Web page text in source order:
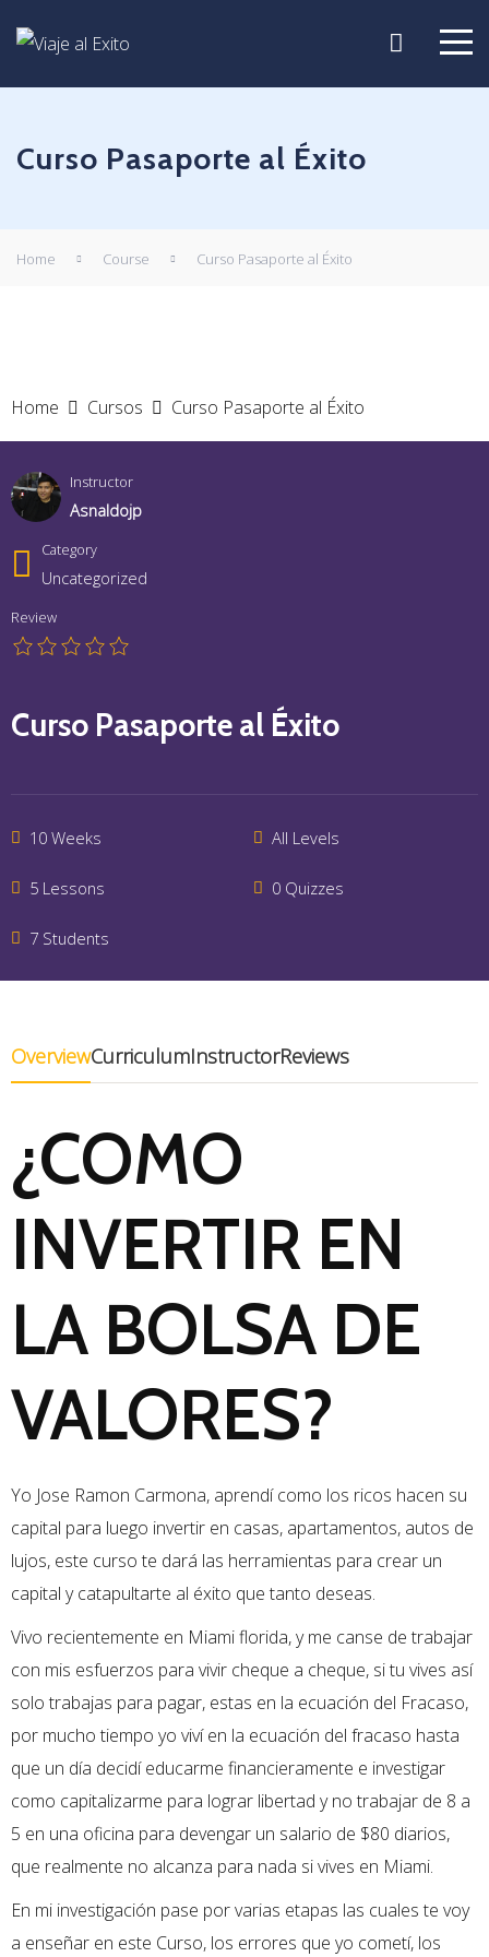
Curso Pasaporte al Éxito
Home Course Curso Pasaporte al Éxito
Home Cursos Curso Pasaporte al Éxito
Instructor
Asnaldojp
Category
Uncategorized
Review
Curso Pasaporte al Éxito
10 Weeks All Levels
5 Lessons 0 Quizzes
7 Students
OverviewCurriculumInstructorReviews
¿COMO
INVERTIR EN
LA BOLSA DE
VALORES?
Yo Jose Ramon Carmona, aprendí como los ricos hacen su
capital para luego invertir en casas, apartamentos, autos de
lujos, este curso te dará las herramientas para crear un
capital y catapultarte al éxito que tanto deseas.
Vivo recientemente en Miami florida, y me canse de trabajar
con mis esfuerzos para vivir cheque a cheque, si tu vives así
solo trabajas para pagar, estas en la ecuación del Fracaso,
por mucho tiempo yo viví en la ecuación del fracaso hasta
que un día decidí educarme financieramente e investigar
como capitalizarme para lograr libertad y no trabajar de 8 a
5 en una oficina para devengar un salario de $80 diarios,
que realmente no alcanza para nada si vives en Miami.
En mi investigación pase por varias etapas las cuales te voy
a enseñar en este Curso, los errores que yo cometí, los